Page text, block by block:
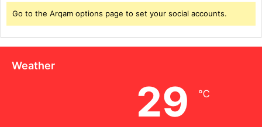
Go to the Arqam options page to set your social accounts.
Weather
29 ℃